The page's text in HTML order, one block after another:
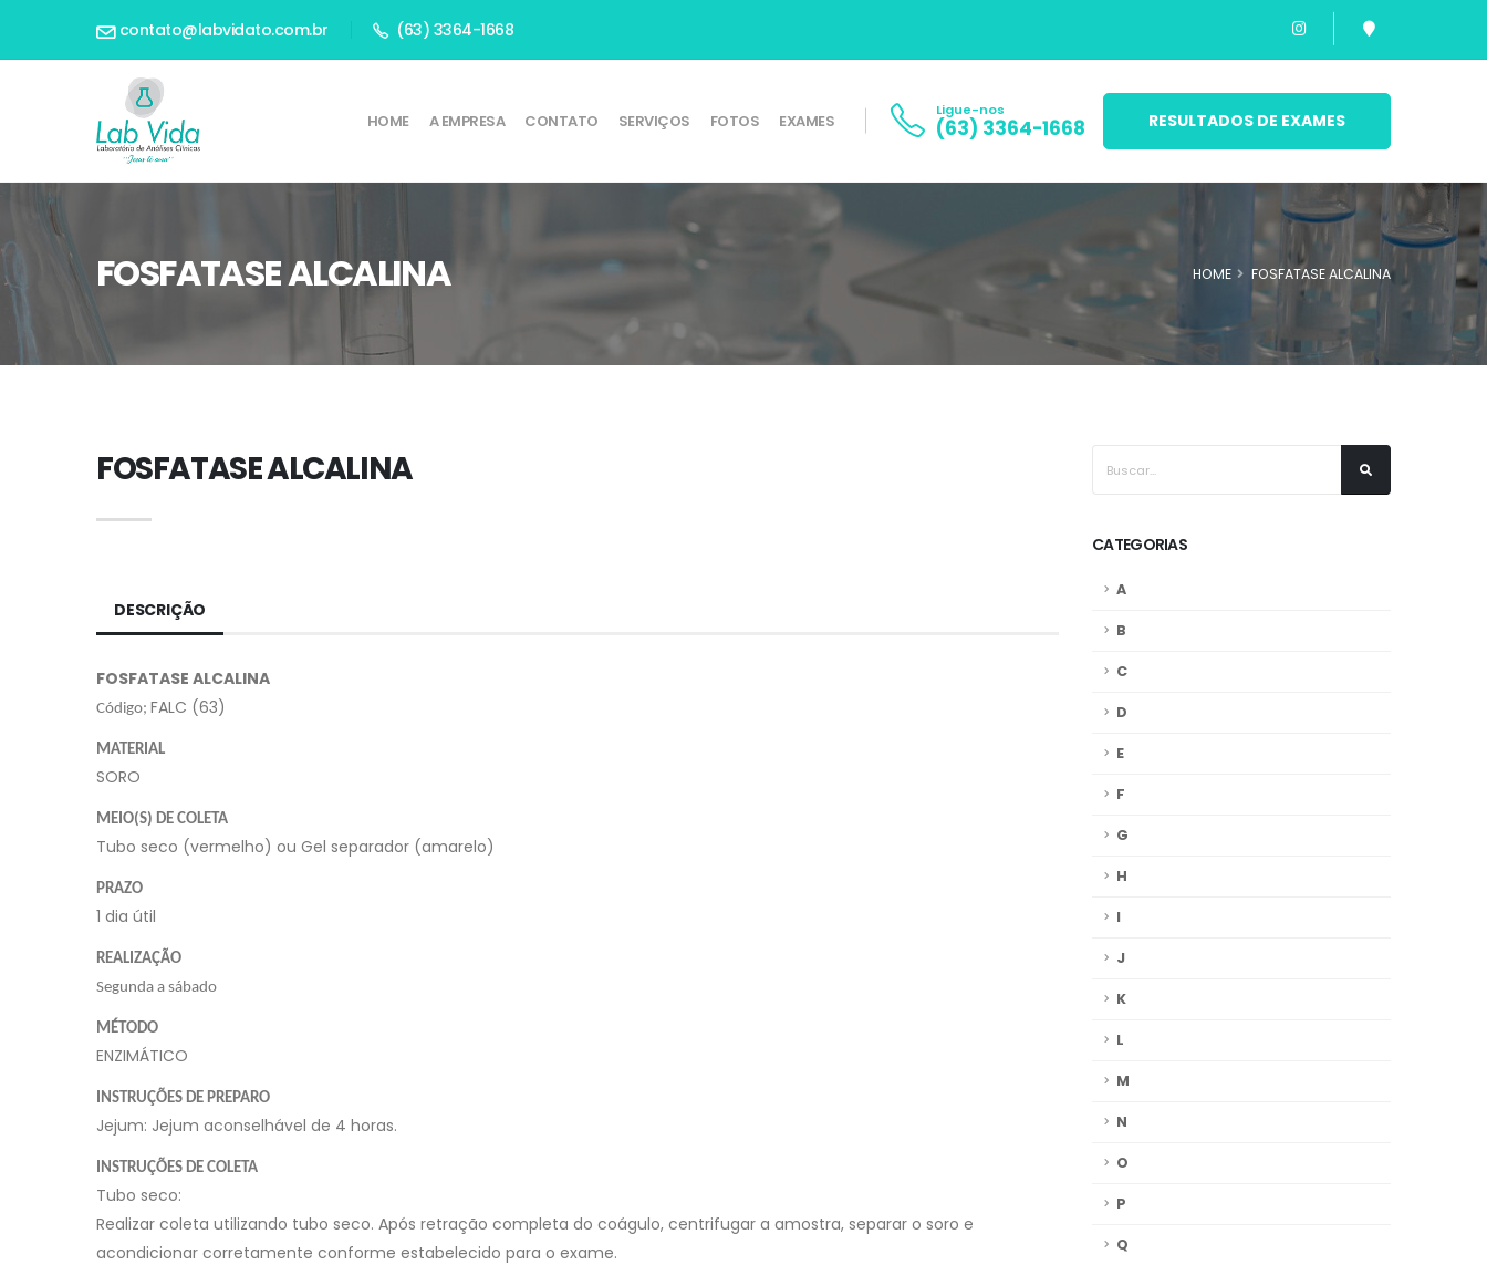
contato@labvidato.com.br (63) 3364-1668
HOME A EMPRESA CONTATO SERVIÇOS FOTOS EXAMES
Ligue-nos
(63) 3364-1668 RESULTADOS DE EXAMES
FOSFATASE ALCALINA HOME FOSFATASE ALCALINA
FOSFATASE ALCALINA
DESCRIÇÃO
FOSFATASE ALCALINA
Código; FALC (63)
MATERIAL
SORO
MEIO(S) DE COLETA
Tubo seco (vermelho) ou Gel separador (amarelo)
PRAZO
1 dia útil
REALIZAÇÃO
Segunda a sábado
MÉTODO
ENZIMÁTICO
INSTRUÇÕES DE PREPARO
Jejum: Jejum aconselhável de 4 horas.
INSTRUÇÕES DE COLETA
Tubo seco:
Realizar coleta utilizando tubo seco. Após retração completa do coágulo, centrifugar a amostra, separar o soro e
acondicionar corretamente conforme estabelecido para o exame.
CATEGORIAS
A
B
C
D
E
F
G
H
I
J
K
L
M
N
O
P
Q